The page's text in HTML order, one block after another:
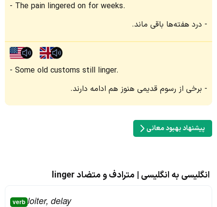
The pain lingered on for weeks.
درد هفته‌ها باقی ماند.
Some old customs still linger.
برخی از رسوم قدیمی هنوز هم ادامه دارند.
پیشنهاد بهبود معانی
انگلیسی به انگلیسی | مترادف و متضاد linger
verb loiter, delay